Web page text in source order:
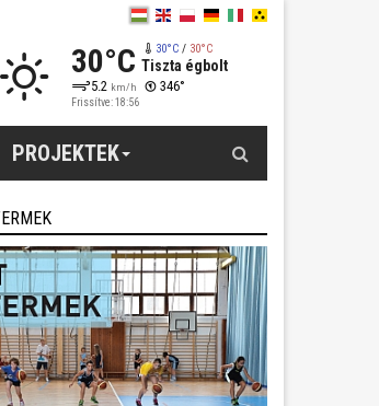
30°C 30°C/ 30°C
Tiszta égbolt
5.2 km/h 346°
Frissítve: 18:56
PROJEKTEK